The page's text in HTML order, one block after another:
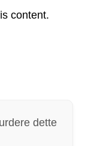
content.
dette